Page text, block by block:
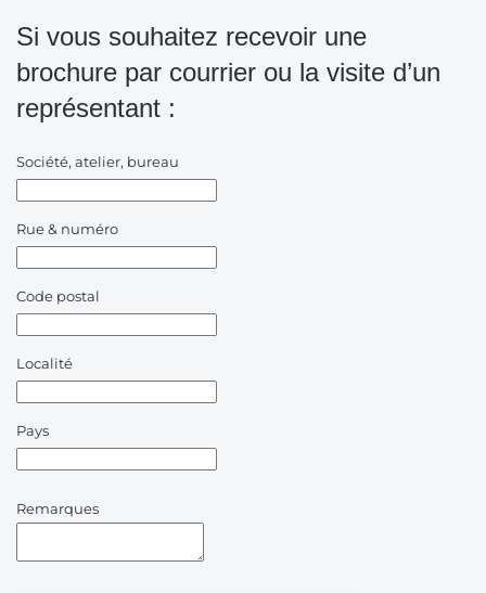
Si vous souhaitez recevoir une
brochure par courrier ou la visite d’un
représentant :
Société, atelier, bureau
Rue & numéro
Code postal
Localité
Pays
Remarques